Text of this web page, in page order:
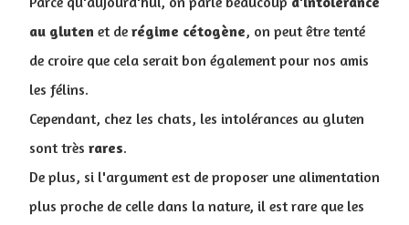
au gluten et de régime cétogène, on peut être tenté
de croire que cela serait bon également pour nos amis
les félins.
Cependant, chez les chats, les intolérances au gluten
sont très rares.
De plus, si l'argument est de proposer une alimentation
plus proche de celle dans la nature, il est rare que les